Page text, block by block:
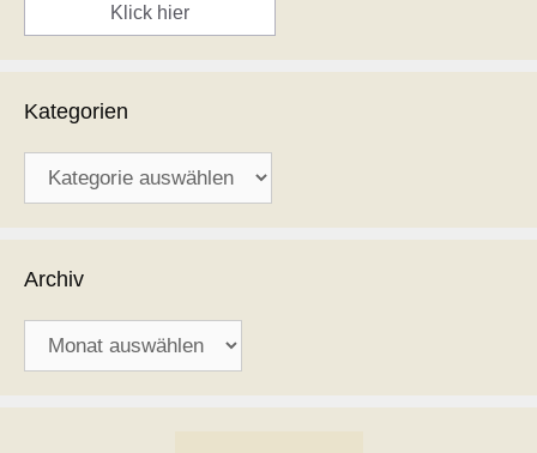
Klick hier
Kategorien
Archiv